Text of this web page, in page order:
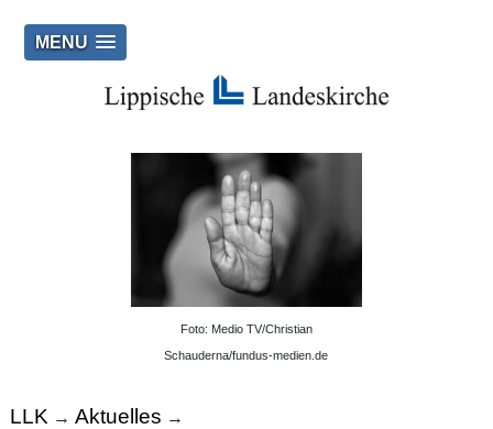
MENU
Foto: Medio TV/Christian
Schauderna/fundus-medien.de
LLK → Aktuelles →